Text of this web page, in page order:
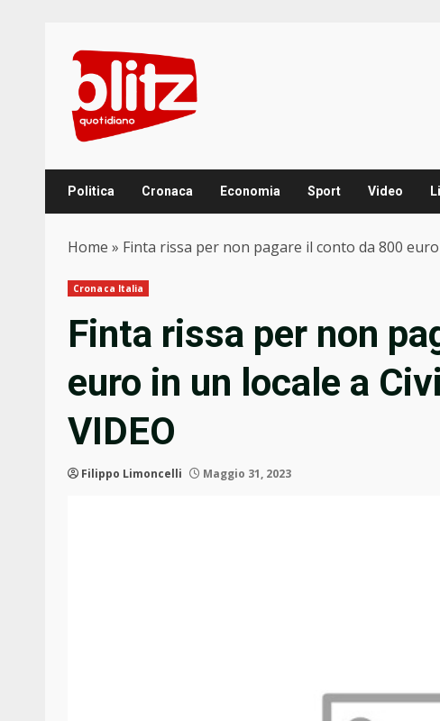
content
Politica Cronaca Economia Sport Video
Home » Finta rissa per non pagare il conto da 800
Cronaca Italia
Finta rissa per non
euro in un locale a
VIDEO
Filippo Limoncelli Maggio 31, 2023